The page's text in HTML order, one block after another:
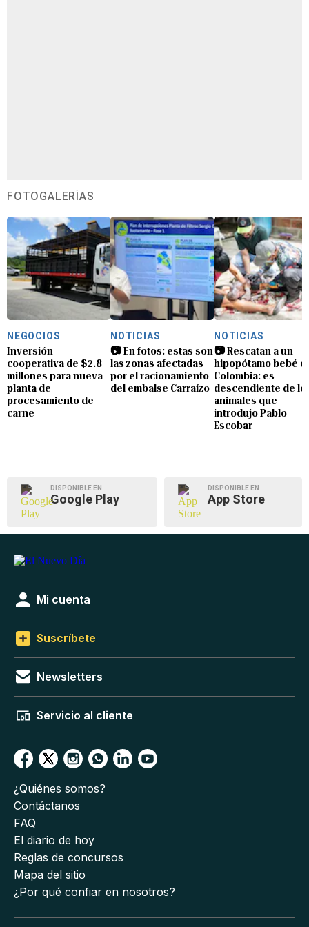
FOTOGALERÍAS
NEGOCIOS
Inversión
cooperativa de $2.8
millones para nueva
planta de
procesamiento de
carne
NOTICIAS
📷 En fotos: estas son
las zonas afectadas
por el racionamiento
del embalse Carraízo
NOTICIAS
📷 Rescatan a un
hipopótamo bebé
Colombia: es
descendiente de
animales que
introdujo Pablo
Escobar
DISPONIBLE EN
Google Play
DISPONIBLE EN
App Store
Mi cuenta
Suscríbete
Newsletters
Servicio al cliente
¿Quiénes somos?
Contáctanos
FAQ
El diario de hoy
Reglas de concursos
Mapa del sitio
¿Por qué confiar en nosotros?